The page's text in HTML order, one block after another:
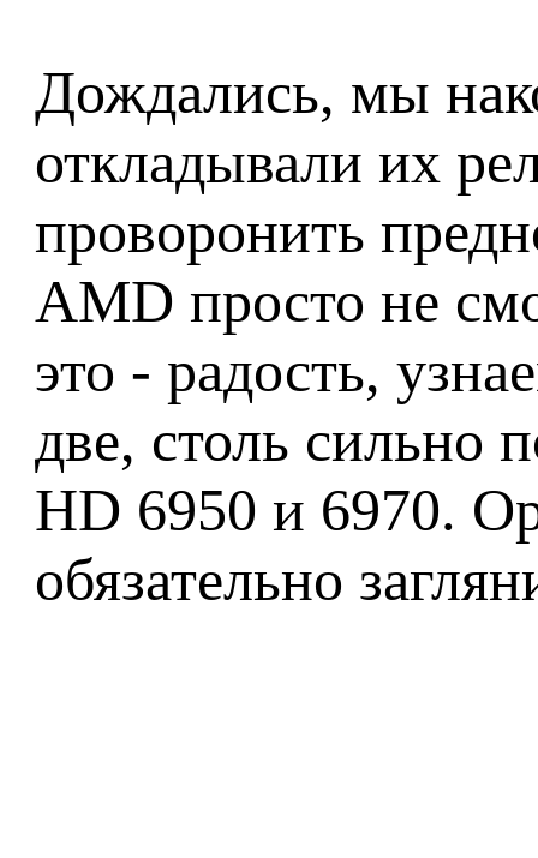
Дождались, мы
откладывали их
проворонить
AMD просто не
это - радость,
две, столь сильно
HD 6950 и 6970.
обязательно